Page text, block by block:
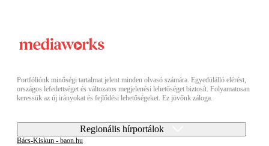
Portfóliónk minőségi tartalmat jelent minden olvasó számára. Egyedülálló elérést,
országos lefedettséget és változatos megjelenési lehetőséget biztosít. Folyamatosan
keressük az új irányokat és fejlődési lehetőségeket. Ez jövőnk záloga.
Regionális hírportálok
Bács-Kiskun - baon.hu